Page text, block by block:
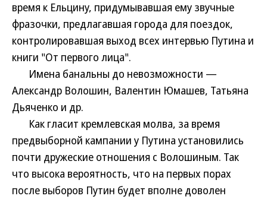
время к Ельцину, придумывавшая ему звучные
фразочки, предлагавшая города для поездок,
контролировавшая выход всех интервью Путина и
книги "От первого лица".
Имена банальны до невозможности —
Александр Волошин, Валентин Юмашев, Татьяна
Дьяченко и др.
Как гласит кремлевская молва, за время
предвыборной кампании у Путина установились
почти дружеские отношения с Волошиным. Так
что высока вероятность, что на первых порах
после выборов Путин будет вполне доволен